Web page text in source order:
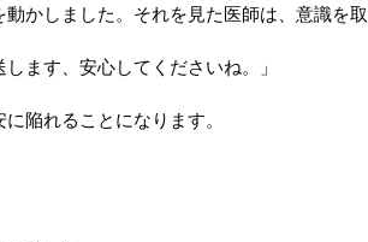
かしました。それを見た医師は、意識を取
ます、安心してくださいね。」
陥れることになります。